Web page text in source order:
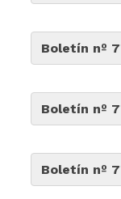
Boletín nº
Boletín nº
Boletín nº